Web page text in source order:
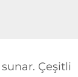
Çeşitli